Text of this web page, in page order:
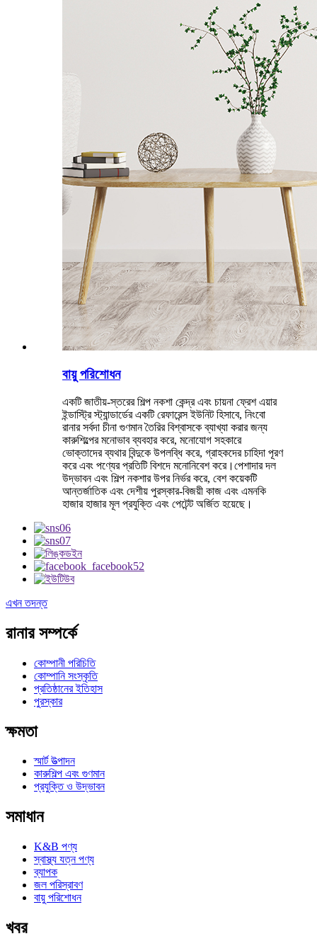
বায়ু পরিশোধন
একটি জাতীয়-স্তরের শিল্প নকশা কেন্দ্র এবং চায়না ফ্রেশ এয়ার
ইন্ডাস্ট্রি স্ট্যান্ডার্ডের একটি রেফারেন্স ইউনিট হিসাবে, নিংবো
রানার সর্বদা চীনা গুণমান তৈরির বিশ্বাসকে ব্যাখ্যা করার জন্য
কারুশিল্পের মনোভাব ব্যবহার করে, মনোযোগ সহকারে
ভোক্তাদের ব্যথার বিন্দুকে উপলব্ধি করে, গ্রাহকদের চাহিদা পূরণ
করে এবং পণ্যের প্রতিটি বিশদে মনোনিবেশ করে।পেশাদার দল
উদ্ভাবন এবং শিল্প নকশার উপর নির্ভর করে, বেশ কয়েকটি
আন্তর্জাতিক এবং দেশীয় পুরস্কার-বিজয়ী কাজ এবং এমনকি
হাজার হাজার মূল প্রযুক্তি এবং পেটেন্ট অর্জিত হয়েছে।
এখন তদন্ত
রানার সম্পর্কে
কোম্পানী পরিচিতি
কোম্পানি সংস্কৃতি
প্রতিষ্ঠানের ইতিহাস
পুরস্কার
ক্ষমতা
স্মার্ট উত্পাদন
কারুশিল্প এবং গুণমান
প্রযুক্তি ও উদ্ভাবন
সমাধান
K&B পণ্য
স্বাস্থ্য যত্ন পণ্য
ব্যাপক
জল পরিস্রাবণ
বায়ু পরিশোধন
খবর